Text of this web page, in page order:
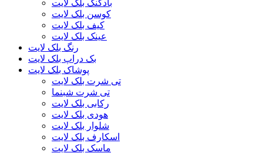
بادکنک بلک لایت
کوسن بلک لایت
کیف بلک لایت
عینک بلک لایت
رنگ بلک لایت
بک دراپ بلک لایت
پوشاک بلک لایت
تی شرت بلک لایت
تی شرت شبنما
رکابی بلک لایت
هودی بلک لایت
شلوار بلک لایت
اسکارف بلک لایت
ماسک بلک لایت